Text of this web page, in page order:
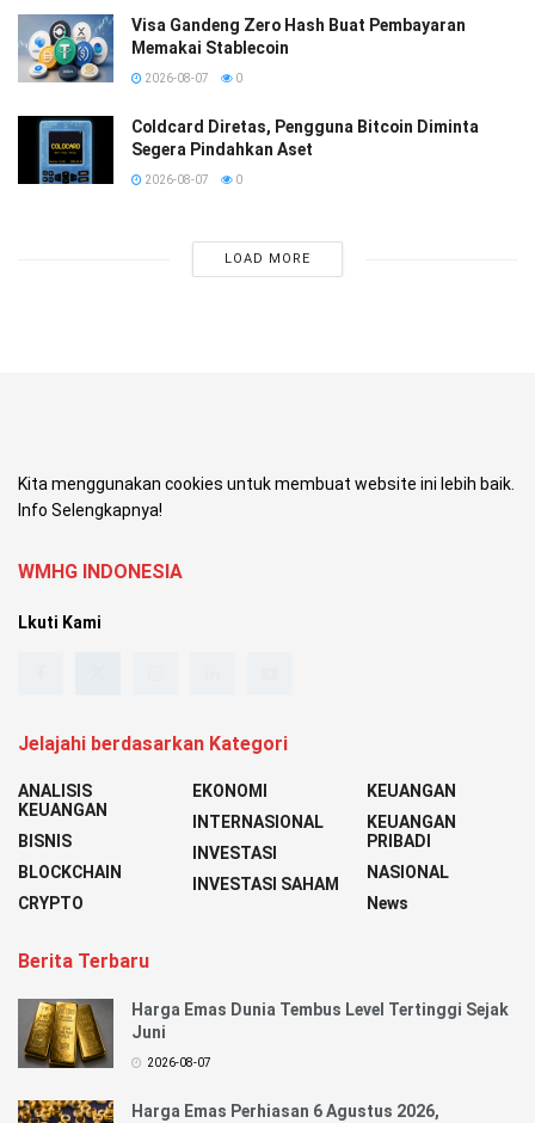
Visa Gandeng Zero Hash Buat Pembayaran
Memakai Stablecoin
2026-08-07 0
Coldcard Diretas, Pengguna Bitcoin Diminta
Segera Pindahkan Aset
2026-08-07 0
LOAD MORE
Kita menggunakan cookies untuk membuat website ini lebih baik.
Info Selengkapnya!
WMHG INDONESIA
Lkuti Kami
Jelajahi berdasarkan Kategori
ANALISIS
KEUANGAN
BISNIS
BLOCKCHAIN
CRYPTO
EKONOMI
INTERNASIONAL
INVESTASI
INVESTASI SAHAM
KEUANGAN
KEUANGAN
PRIBADI
NASIONAL
News
Berita Terbaru
Harga Emas Dunia Tembus Level Tertinggi Sejak
Juni
2026-08-07
Harga Emas Perhiasan 6 Agustus 2026,